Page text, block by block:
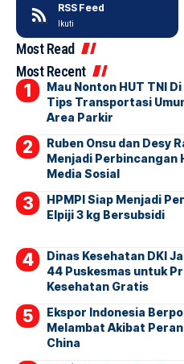
RSS Feed
Ikuti
Most Read
Most Recent
Mau Nonton HUT TNI
Tips Transportasi
Area Parkir
Ruben Onsu dan Desy
Menjadi Perbincangan
Media Sosial
HPMPI Siap Menjadi
Elpiji 3 kg Bersubsidi
Dinas Kesehatan DKI
44 Puskesmas untuk
Kesehatan Gratis
Ekspor Indonesia
Melambat Akibat
China